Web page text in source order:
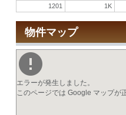
1201 1K
物件マップ
エラーが発生しました。
このページでは Google マップが